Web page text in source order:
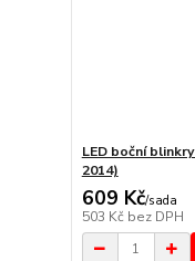
LED boční
2014)
609 Kč/sada
503 Kč bez DPH